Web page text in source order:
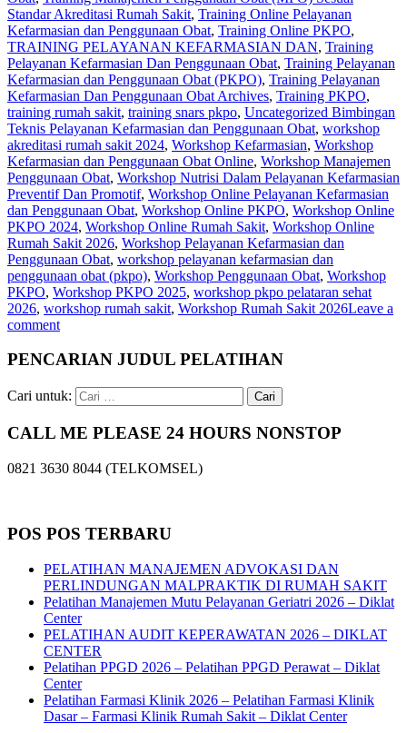
Standar Akreditasi Rumah Sakit, Training Online Pelayanan
Kefarmasian dan Penggunaan Obat, Training Online PKPO,
TRAINING PELAYANAN KEFARMASIAN DAN, Training
Pelayanan Kefarmasian Dan Penggunaan Obat, Training Pelayanan
Kefarmasian dan Penggunaan Obat (PKPO), Training Pelayanan
Kefarmasian Dan Penggunaan Obat Archives, Training PKPO,
training rumah sakit, training snars pkpo, Uncategorized Bimbingan
Teknis Pelayanan Kefarmasian dan Penggunaan Obat, workshop
akreditasi rumah sakit 2024, Workshop Kefarmasian, Workshop
Kefarmasian dan Penggunaan Obat Online, Workshop Manajemen
Penggunaan Obat, Workshop Nutrisi Dalam Pelayanan Kefarmasian
Preventif Dan Promotif, Workshop Online Pelayanan Kefarmasian
dan Penggunaan Obat, Workshop Online PKPO, Workshop Online
PKPO 2024, Workshop Online Rumah Sakit, Workshop Online
Rumah Sakit 2026, Workshop Pelayanan Kefarmasian dan
Penggunaan Obat, workshop pelayanan kefarmasian dan
penggunaan obat (pkpo), Workshop Penggunaan Obat, Workshop
PKPO, Workshop PKPO 2025, workshop pkpo pelataran sehat
2026, workshop rumah sakit, Workshop Rumah Sakit 2026Leave a
comment
PENCARIAN JUDUL PELATIHAN
Cari untuk:
CALL ME PLEASE 24 HOURS NONSTOP
0821 3630 8044 (TELKOMSEL)
POS POS TERBARU
PELATIHAN MANAJEMEN ADVOKASI DAN
PERLINDUNGAN MALPRAKTIK DI RUMAH SAKIT
Pelatihan Manajemen Mutu Pelayanan Geriatri 2026 – Diklat
Center
PELATIHAN AUDIT KEPERAWATAN 2026 – DIKLAT
CENTER
Pelatihan PPGD 2026 – Pelatihan PPGD Perawat – Diklat
Center
Pelatihan Farmasi Klinik 2026 – Pelatihan Farmasi Klinik
Dasar – Farmasi Klinik Rumah Sakit – Diklat Center